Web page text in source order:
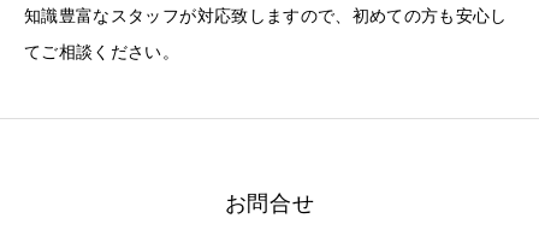
知識豊富なスタッフが対応致しますので、初めての方も安心し
てご相談ください。
お問合せ